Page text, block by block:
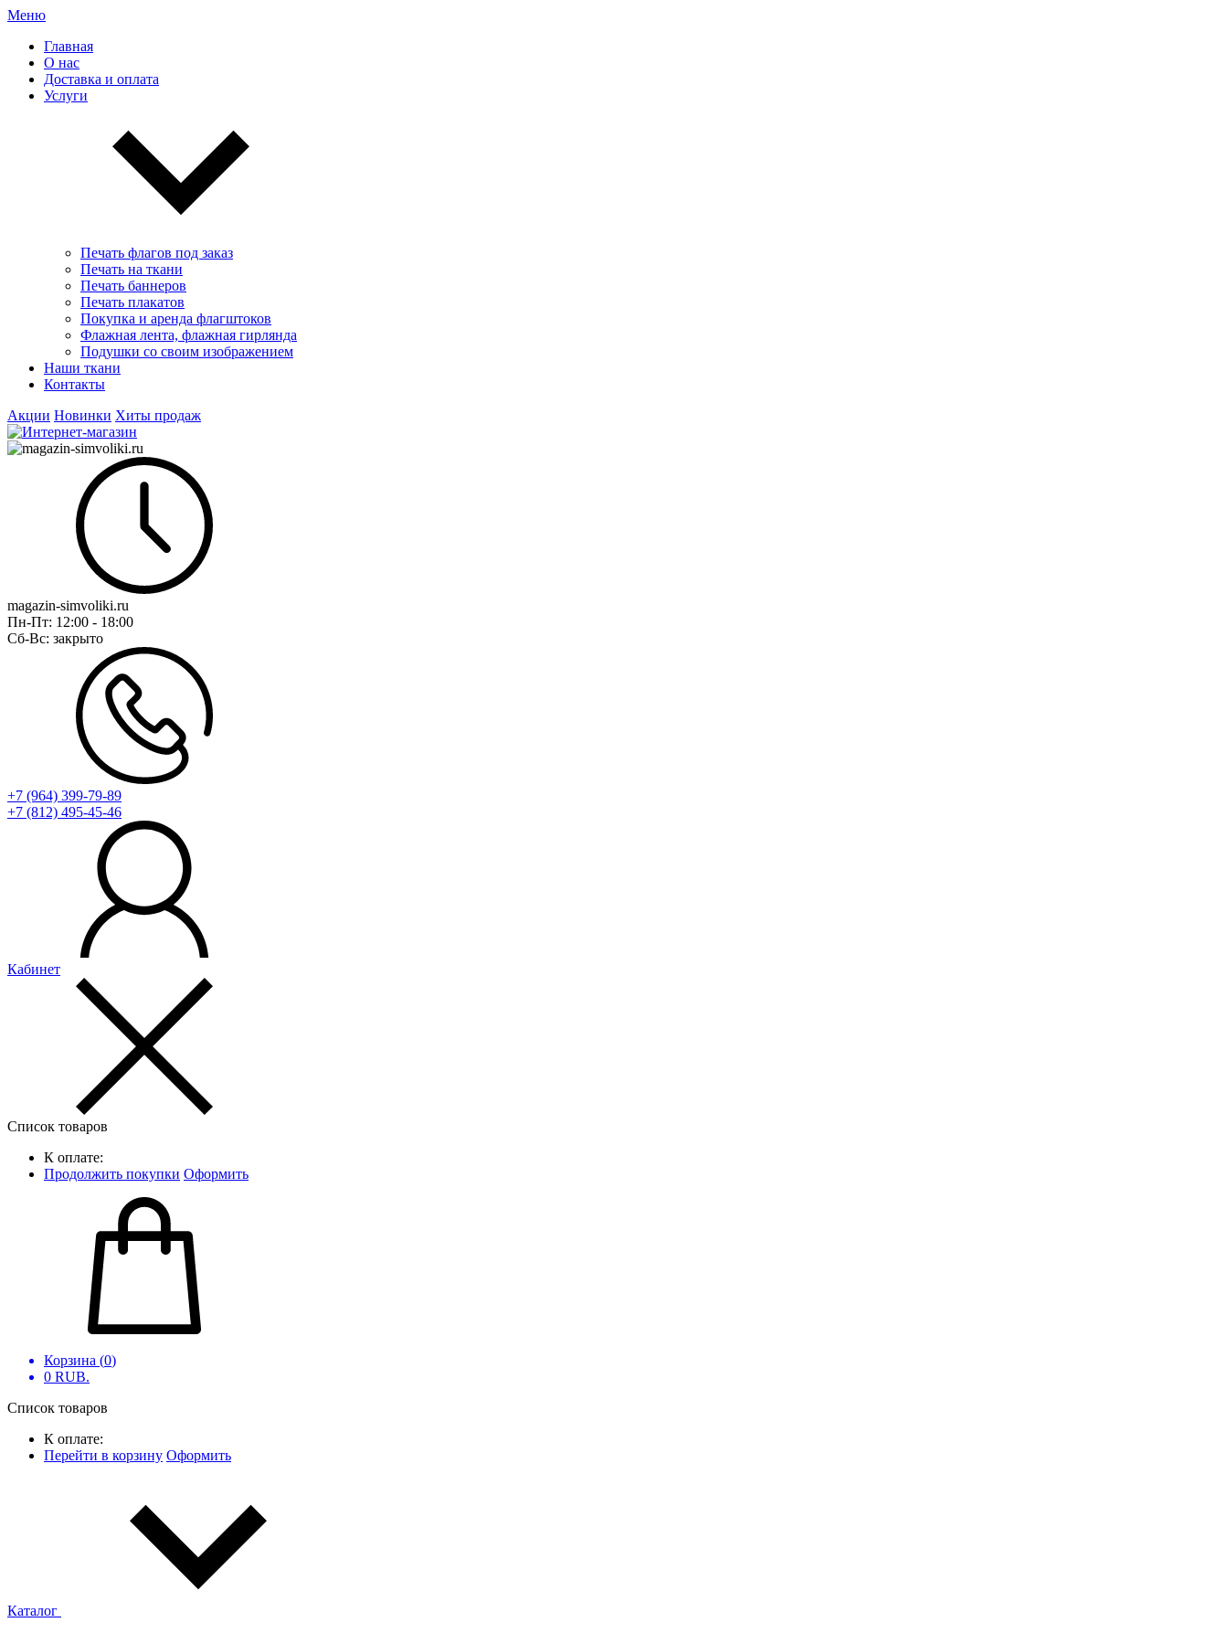
Меню
Главная
О нас
Доставка и оплата
Услуги
Печать флагов под заказ
Печать на ткани
Печать баннеров
Печать плакатов
Покупка и аренда флагштоков
Флажная лента, флажная гирлянда
Подушки со своим изображением
Наши ткани
Контакты
Акции Новинки Хиты продаж
magazin-simvoliki.ru
Пн-Пт: 12:00 - 18:00
Сб-Вс: закрыто
+7 (964) 399-79-89
+7 (812) 495-45-46
Кабинет
Список товаров
К оплате:
Продолжить покупки Оформить
Корзина (0)
0 RUB.
Список товаров
К оплате:
Перейти в корзину Оформить
Каталог